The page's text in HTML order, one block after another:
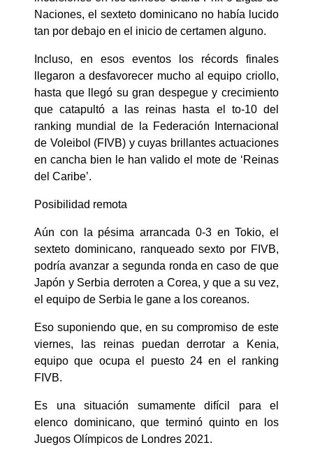
Naciones, el sexteto dominicano no había lucido
tan por debajo en el inicio de certamen alguno.
Incluso, en esos eventos los récords finales
llegaron a desfavorecer mucho al equipo criollo,
hasta que llegó su gran despegue y crecimiento
que catapultó a las reinas hasta el to-10 del
ranking mundial de la Federación Internacional
de Voleibol (FIVB) y cuyas brillantes actuaciones
en cancha bien le han valido el mote de ‘Reinas
del Caribe’.
Posibilidad remota
Aún con la pésima arrancada 0-3 en Tokio, el
sexteto dominicano, ranqueado sexto por FIVB,
podría avanzar a segunda ronda en caso de que
Japón y Serbia derroten a Corea, y que a su vez,
el equipo de Serbia le gane a los coreanos.
Eso suponiendo que, en su compromiso de este
viernes, las reinas puedan derrotar a Kenia,
equipo que ocupa el puesto 24 en el ranking
FIVB.
Es una situación sumamente difícil para el
elenco dominicano, que terminó quinto en los
Juegos Olímpicos de Londres 2021.